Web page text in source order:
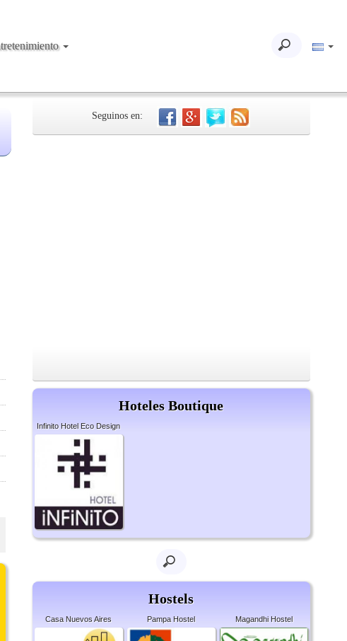
Seguinos en:
Hoteles Boutique
Infinito Hotel Eco Design
Hostels
Casa Nuevos Aires Pampa Hostel Magandhi Hostel